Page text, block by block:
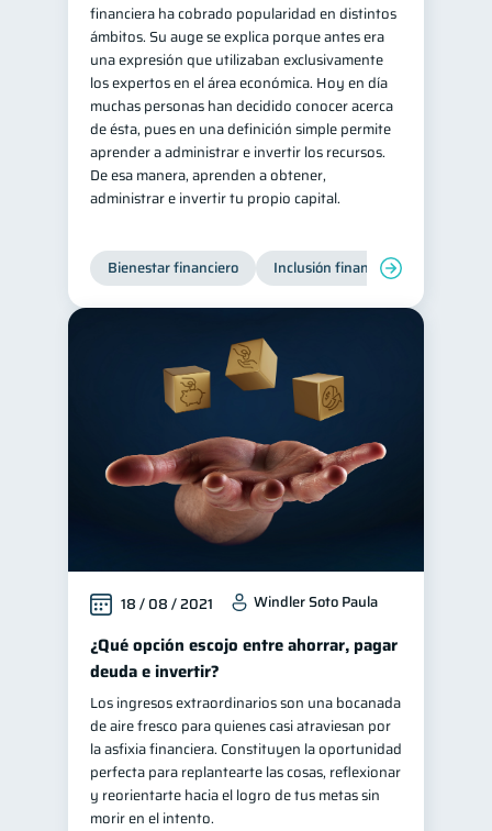
financiera ha cobrado popularidad en distintos
ámbitos. Su auge se explica porque antes era
una expresión que utilizaban exclusivamente
los expertos en el área económica. Hoy en día
muchas personas han decidido conocer acerca
de ésta, pues en una definición simple permite
aprender a administrar e invertir los recursos.
De esa manera, aprenden a obtener,
administrar e invertir tu propio capital.
Bienestar financiero Inclusión financiera
18 / 08 / 2021 Windler Soto Paula
¿Qué opción escojo entre ahorrar, pagar
deuda e invertir?
Los ingresos extraordinarios son una bocanada
de aire fresco para quienes casi atraviesan por
la asfixia financiera. Constituyen la oportunidad
perfecta para replantearte las cosas, reflexionar
y reorientarte hacia el logro de tus metas sin
morir en el intento.